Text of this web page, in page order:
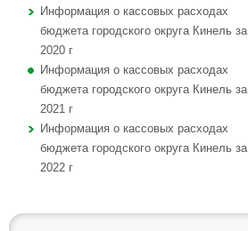
Информация о кассовых расходах
бюджета городского округа Кинель за
2020 г
Информация о кассовых расходах
бюджета городского округа Кинель за
2021 г
Информация о кассовых расходах
бюджета городского округа Кинель за
2022 г